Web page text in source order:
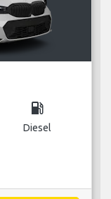
local_gas_station
Diesel